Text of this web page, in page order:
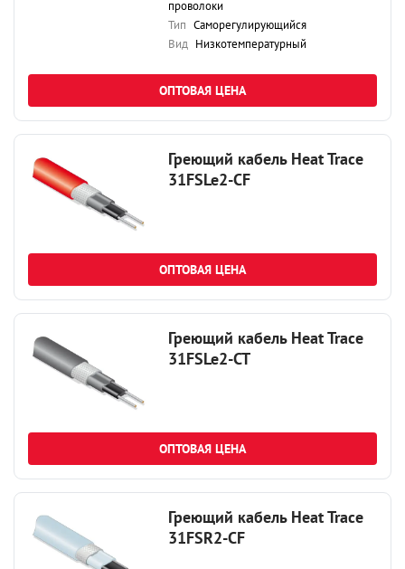
проволоки
Тип Саморегулирующийся
Вид Низкотемпературный
ОПТОВАЯ ЦЕНА
Греющий кабель Heat Trace
31FSLe2-CF
ОПТОВАЯ ЦЕНА
Греющий кабель Heat Trace
31FSLe2-CT
ОПТОВАЯ ЦЕНА
Греющий кабель Heat Trace
31FSR2-CF